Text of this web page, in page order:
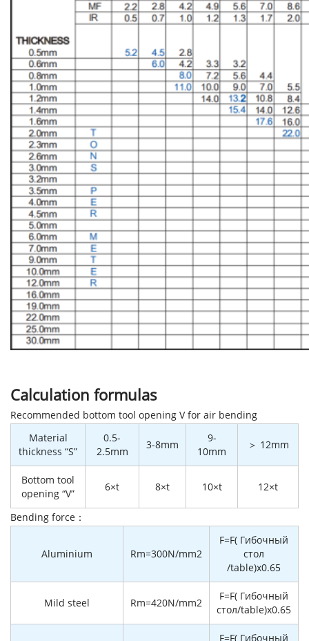
Calculation formulas
Recommended bottom tool opening V for air bending
Material
thickness “S”
0.5-
2.5mm
3-8mm
9-
10mm
＞ 12mm
Bottom tool
opening “V”
6×t 8×t 10×t 12×t
Bending force：
Aluminium Rm=300N/mm2
F=F( Гибочный
стол
/table)x0.65
Mild steel Rm=420N/mm2
F=F( Гибочный
стол/table)x0.65
F=F( Гибочный